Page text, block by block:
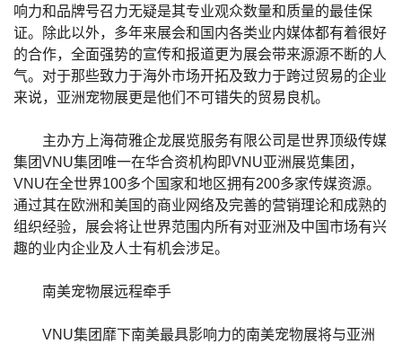
响力和品牌号召力无疑是其专业观众数量和质量的最佳保
证。除此以外，多年来展会和国内各类业内媒体都有着很好
的合作，全面强势的宣传和报道更为展会带来源源不断的人
气。对于那些致力于海外市场开拓及致力于跨过贸易的企业
来说，亚洲宠物展更是他们不可错失的贸易良机。
主办方上海荷雅企龙展览服务有限公司是世界顶级传媒
集团VNU集团唯一在华合资机构即VNU亚洲展览集团，
VNU在全世界100多个国家和地区拥有200多家传媒资源。
通过其在欧洲和美国的商业网络及完善的营销理论和成熟的
组织经验，展会将让世界范围内所有对亚洲及中国市场有兴
趣的业内企业及人士有机会涉足。
南美宠物展远程牵手
VNU集团靡下南美最具影响力的南美宠物展将与亚洲